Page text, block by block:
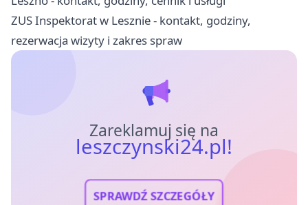
ZUS Inspektorat w Lesznie - kontakt, godziny,
rezerwacja wizyty i zakres spraw
Zareklamuj się na
leszczynski24.pl!
SPRAWDŹ SZCZEGÓŁY